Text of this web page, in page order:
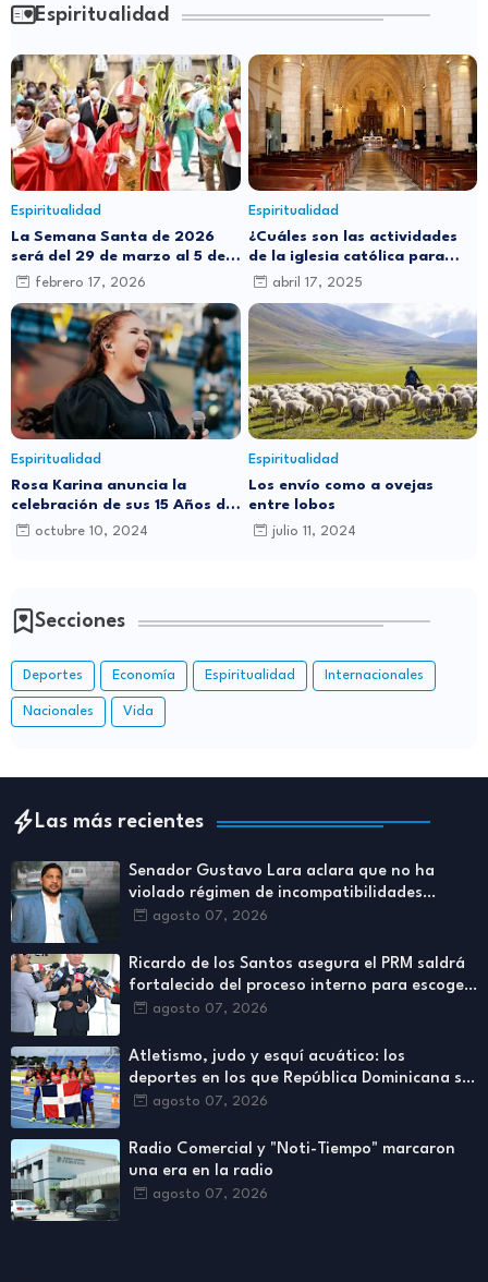
Espiritualidad
Espiritualidad
La Semana Santa de 2026
será del 29 de marzo al 5 de
abril: ¿por qué cambia de
febrero 17, 2026
Espiritualidad
¿Cuáles son las actividades
de la iglesia católica para
este Jueves Santo?
abril 17, 2025
Espiritualidad
Rosa Karina anuncia la
celebración de sus 15 Años de
Carrera Musical con Gran
octubre 10, 2024
Espiritualidad
Los envío como a ovejas
entre lobos
julio 11, 2024
Secciones
Deportes Economía Espiritualidad Internacionales
Nacionales Vida
Las más recientes
Senador Gustavo Lara aclara que no ha
violado régimen de incompatibilidades
establecidos en Ley de Contrataciones
agosto 07, 2026
Ricardo de los Santos asegura el PRM saldrá
fortalecido del proceso interno para escoger
nuevas autoridades
agosto 07, 2026
Atletismo, judo y esquí acuático: los
deportes en los que República Dominicana se
ha destacado más
agosto 07, 2026
Radio Comercial y "Noti-Tiempo" marcaron
una era en la radio
agosto 07, 2026